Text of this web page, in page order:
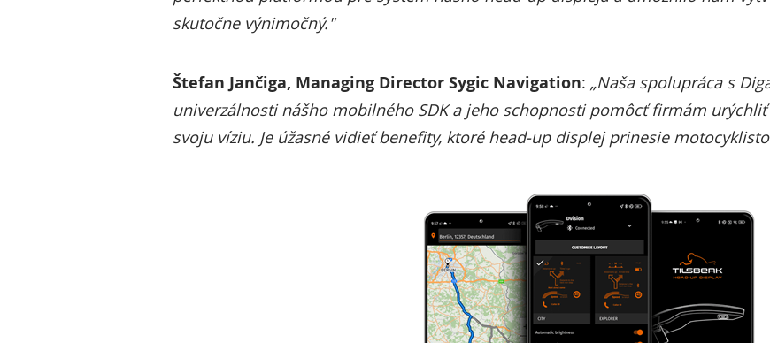
skutočne výnimočný."
Štefan Jančiga, Managing Director Sygic Navigation: „Naša spolupráca s
univerzálnosti nášho mobilného SDK a jeho schopnosti pomôcť firmám
svoju víziu. Je úžasné vidieť benefity, ktoré head-up displej prinesie